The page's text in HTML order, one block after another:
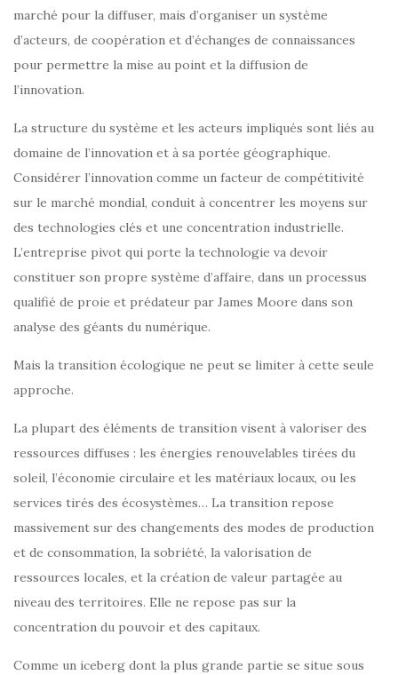
marché pour la diffuser, mais d’organiser un système
d’acteurs, de coopération et d’échanges de connaissances
pour permettre la mise au point et la diffusion de
l’innovation.
La structure du système et les acteurs impliqués sont liés au
domaine de l’innovation et à sa portée géographique.
Considérer l’innovation comme un facteur de compétitivité
sur le marché mondial, conduit à concentrer les moyens sur
des technologies clés et une concentration industrielle.
L’entreprise pivot qui porte la technologie va devoir
constituer son propre système d’affaire, dans un processus
qualifié de proie et prédateur par James Moore dans son
analyse des géants du numérique.
Mais la transition écologique ne peut se limiter à cette seule
approche.
La plupart des éléments de transition visent à valoriser des
ressources diffuses : les énergies renouvelables tirées du
soleil, l’économie circulaire et les matériaux locaux, ou les
services tirés des écosystèmes… La transition repose
massivement sur des changements des modes de production
et de consommation, la sobriété, la valorisation de
ressources locales, et la création de valeur partagée au
niveau des territoires. Elle ne repose pas sur la
concentration du pouvoir et des capitaux.
Comme un iceberg dont la plus grande partie se situe sous